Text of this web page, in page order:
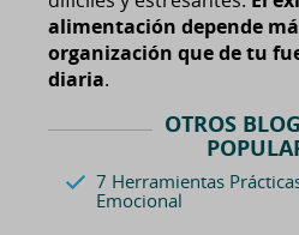
alimentación depende
organización que de tu
diaria.
OTROS
7 Herramientas
Emocional